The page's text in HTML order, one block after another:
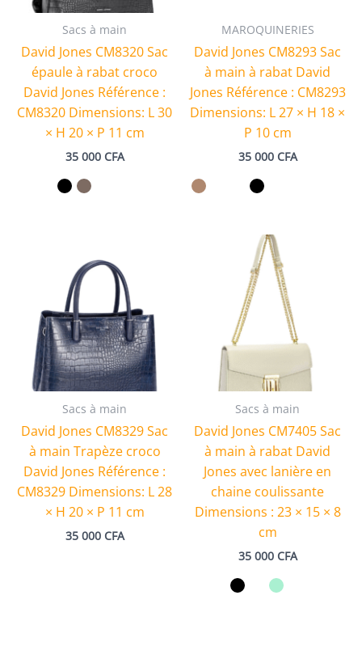
Sacs à main
David Jones CM8320 Sac
épaule à rabat croco
David Jones Référence :
CM8320 Dimensions: L 30
× H 20 × P 11 cm
35 000 CFA
MAROQUINERIES
David Jones CM8293 Sac
à main à rabat David
Jones Référence : CM8293
Dimensions: L 27 × H 18 ×
P 10 cm
35 000 CFA
Sacs à main
David Jones CM8329 Sac
à main Trapèze croco
David Jones Référence :
CM8329 Dimensions: L 28
× H 20 × P 11 cm
35 000 CFA
Sacs à main
David Jones CM7405 Sac
à main à rabat David
Jones avec lanière en
chaine coulissante
Dimensions : 23 × 15 × 8
cm
35 000 CFA